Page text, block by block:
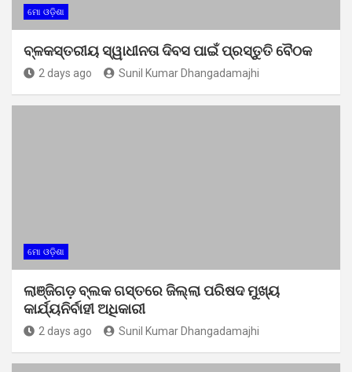
ମୋ ଓଡ଼ିଶା
ବ୍ଳକସ୍ତରୀୟ ସ୍ୱାଧୀନତା ଦିବସ ପାଇଁ ପ୍ରସ୍ତୁତି ବୈଠକ
2 days ago Sunil Kumar Dhangadamajhi
ମୋ ଓଡ଼ିଶା
ଲାଞ୍ଜିଗଡ଼ ବ୍ଲକ ଗସ୍ତରେ ଜିଲ୍ଲା ପରିଷଦ ମୁଖ୍ୟ
କାର୍ଯ୍ୟନିର୍ବାହୀ ଅଧିକାରୀ
2 days ago Sunil Kumar Dhangadamajhi